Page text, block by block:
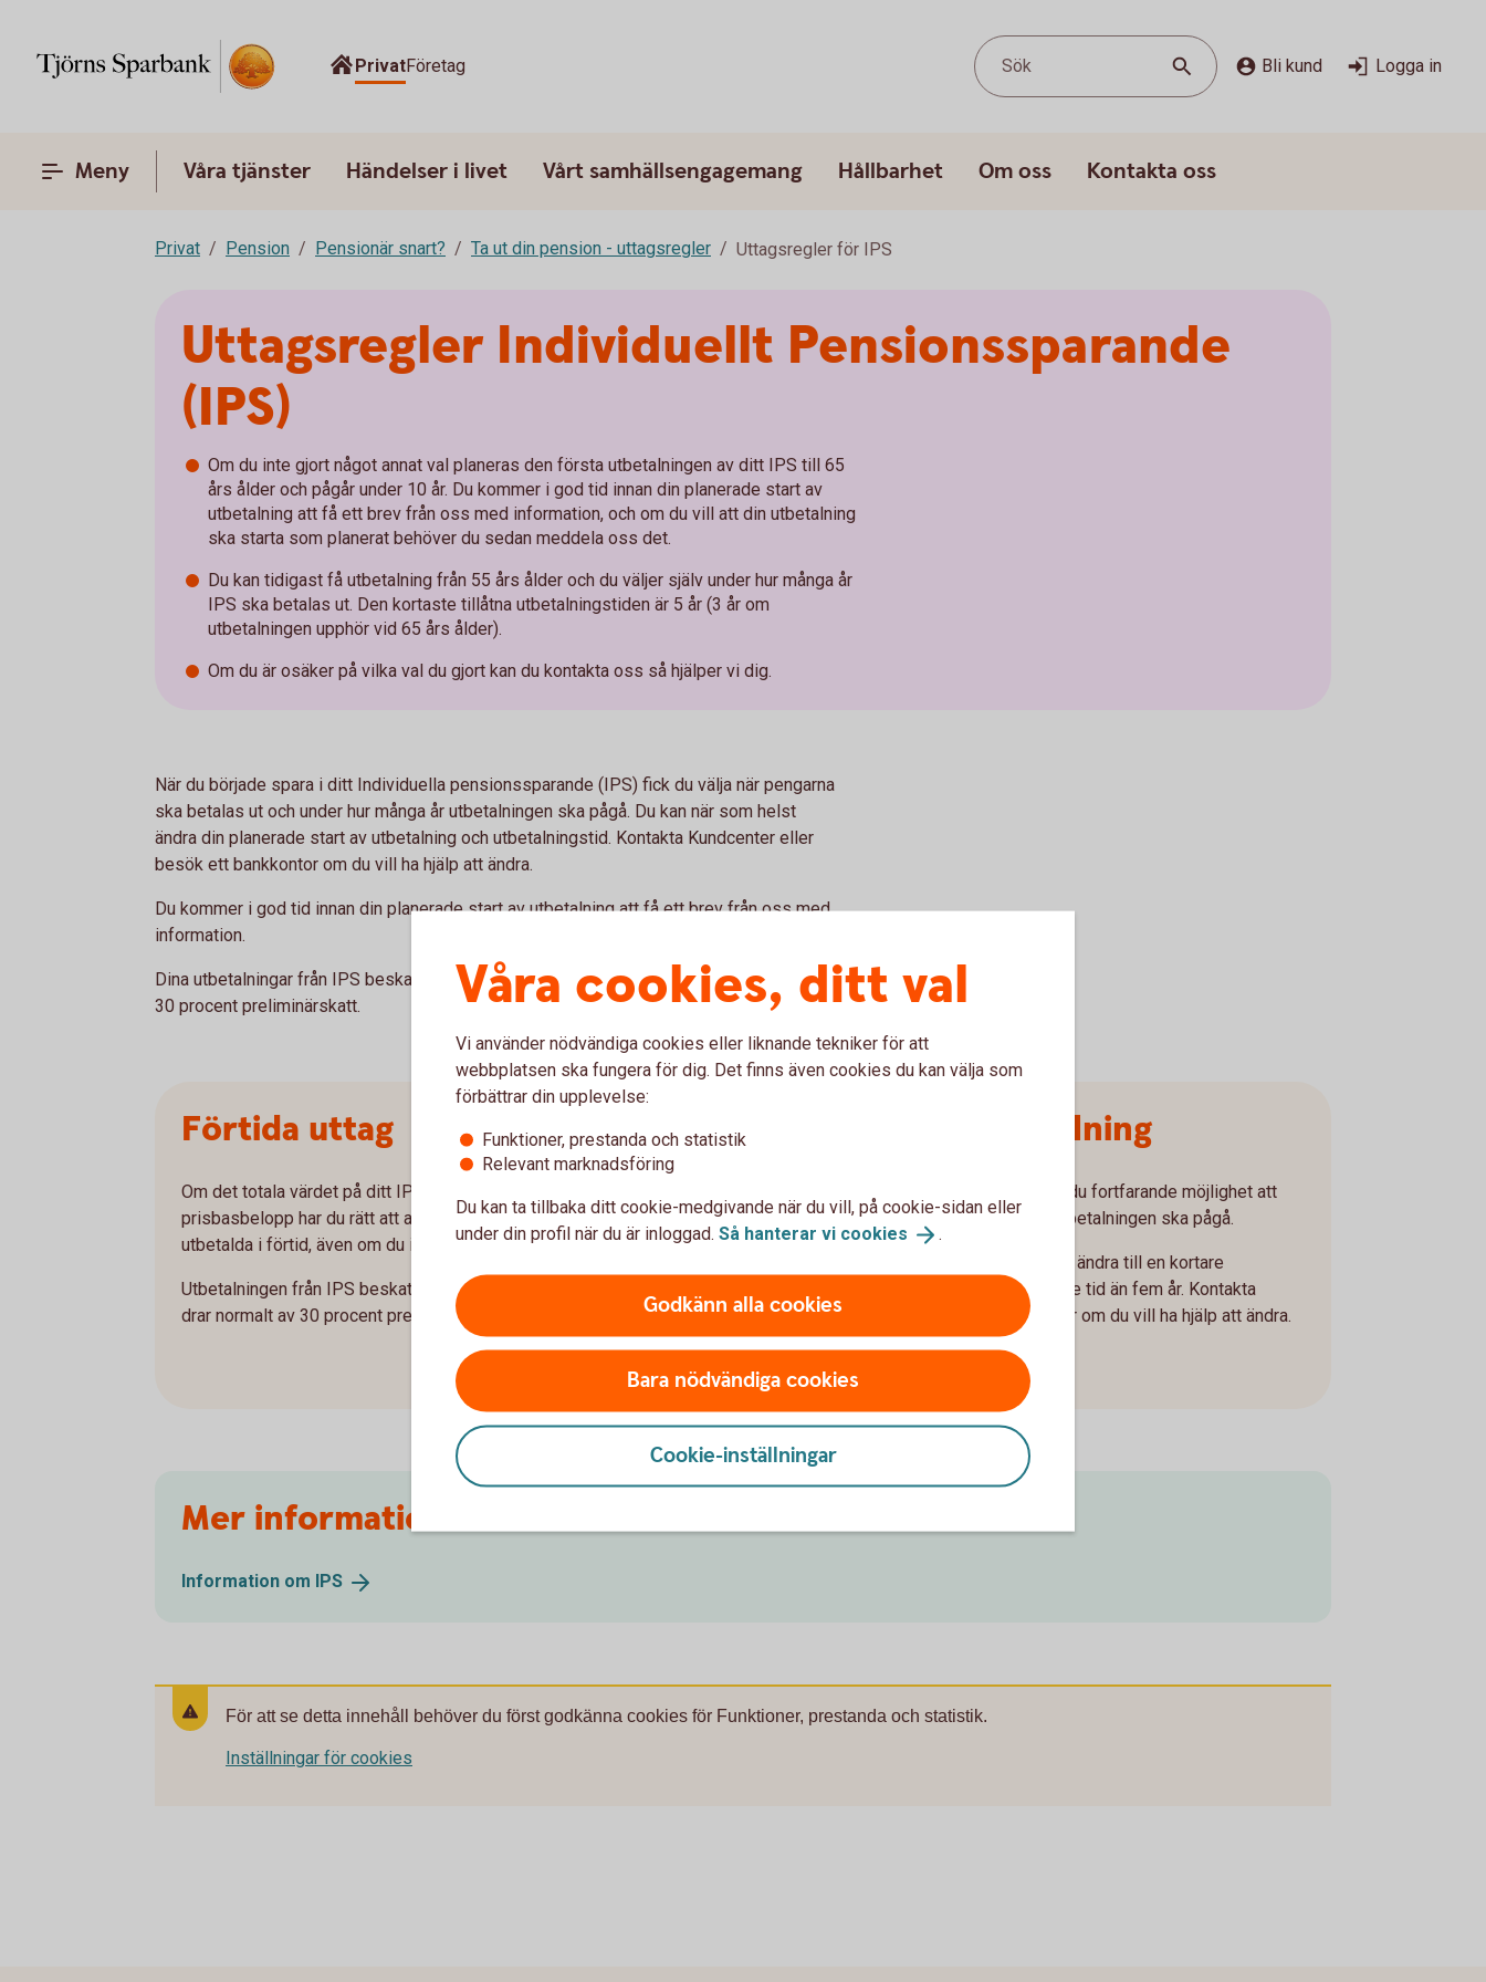
PrivatFöretag Sök Bli kund Logga in
Meny Våra tjänster Händelser i livet Vårt samhällsengagemang Hållbarhet Om oss Kontakta oss
Privat Pension Pensionär snart? Ta ut din pension - uttagsregler Uttagsregler för IPS
Uttagsregler Individuellt Pensionssparande
(IPS)
Om du inte gjort något annat val planeras den första utbetalningen av ditt IPS till 65
års ålder och pågår under 10 år. Du kommer i god tid innan din planerade start av
utbetalning att få ett brev från oss med information, och om du vill att din utbetalning
ska starta som planerat behöver du sedan meddela oss det.
Du kan tidigast få utbetalning från 55 års ålder och du väljer själv under hur många år
IPS ska betalas ut. Den kortaste tillåtna utbetalningstiden är 5 år (3 år om
utbetalningen upphör vid 65 års ålder).
Om du är osäker på vilka val du gjort kan du kontakta oss så hjälper vi dig.
När du började spara i ditt Individuella pensionssparande (IPS) fick du välja när pengarna
ska betalas ut och under hur många år utbetalningen ska pågå. Du kan när som helst
ändra din planerade start av utbetalning och utbetalningstid. Kontakta Kundcenter eller
besök ett bankkontor om du vill ha hjälp att ändra.
Du kommer i god tid innan din planerade start av utbetalning att få ett brev från oss med
information.
Dina utbetalningar från IPS beskattas som inkomst av tjänst och banken drar normalt av
30 procent preliminärskatt.
Förtida uttag
Om det totala värdet på ditt IPS-konto uppgår till högst ett
prisbasbelopp har du rätt att avsluta kontot och få dina pengar
utbetalda i förtid, även om du inte har fyllt 55 år.
Utbetalningen från IPS beskattas som inkomst av tjänst och banken
drar normalt av 30 procent preliminärskatt.
Ändring av utbetalning
Om utbetalning redan är påbörjad har du fortfarande möjlighet att
ändra under hur många år du vill att utbetalningen ska pågå.
Under de första fem åren går det bara ändra till en kortare
utbetalningstid, dock inte till en kortare tid än fem år. Kontakta
Kundcenter eller besök ett bankkontor om du vill ha hjälp att ändra.
Mer information
Information om IPS
För att se detta innehåll behöver du först godkänna cookies för Funktioner, prestanda och statistik.
Inställningar för cookies
Våra cookies, ditt val
Vi använder nödvändiga cookies eller liknande tekniker för att
webbplatsen ska fungera för dig. Det finns även cookies du kan välja som
förbättrar din upplevelse:
Funktioner, prestanda och statistik
Relevant marknadsföring
Du kan ta tillbaka ditt cookie-medgivande när du vill, på cookie-sidan eller
under din profil när du är inloggad. Så hanterar vi cookies .
Godkänn alla cookies
Bara nödvändiga cookies
Cookie-inställningar